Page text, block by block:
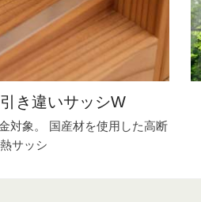
き違いサッシW
対象。 国産材を使用した高断
熱サッシ